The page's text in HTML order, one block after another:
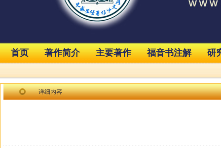
首页 著作简介 主要著作 福音书注解 研
详细内容